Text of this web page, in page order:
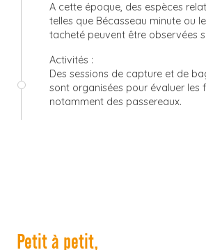
A cette époque, des espèces
telles que Bécasseau minute ou
tacheté peuvent être observées
Activités :
Des sessions de capture et de
sont organisées pour évaluer les
notamment des passereaux.
Petit à petit,